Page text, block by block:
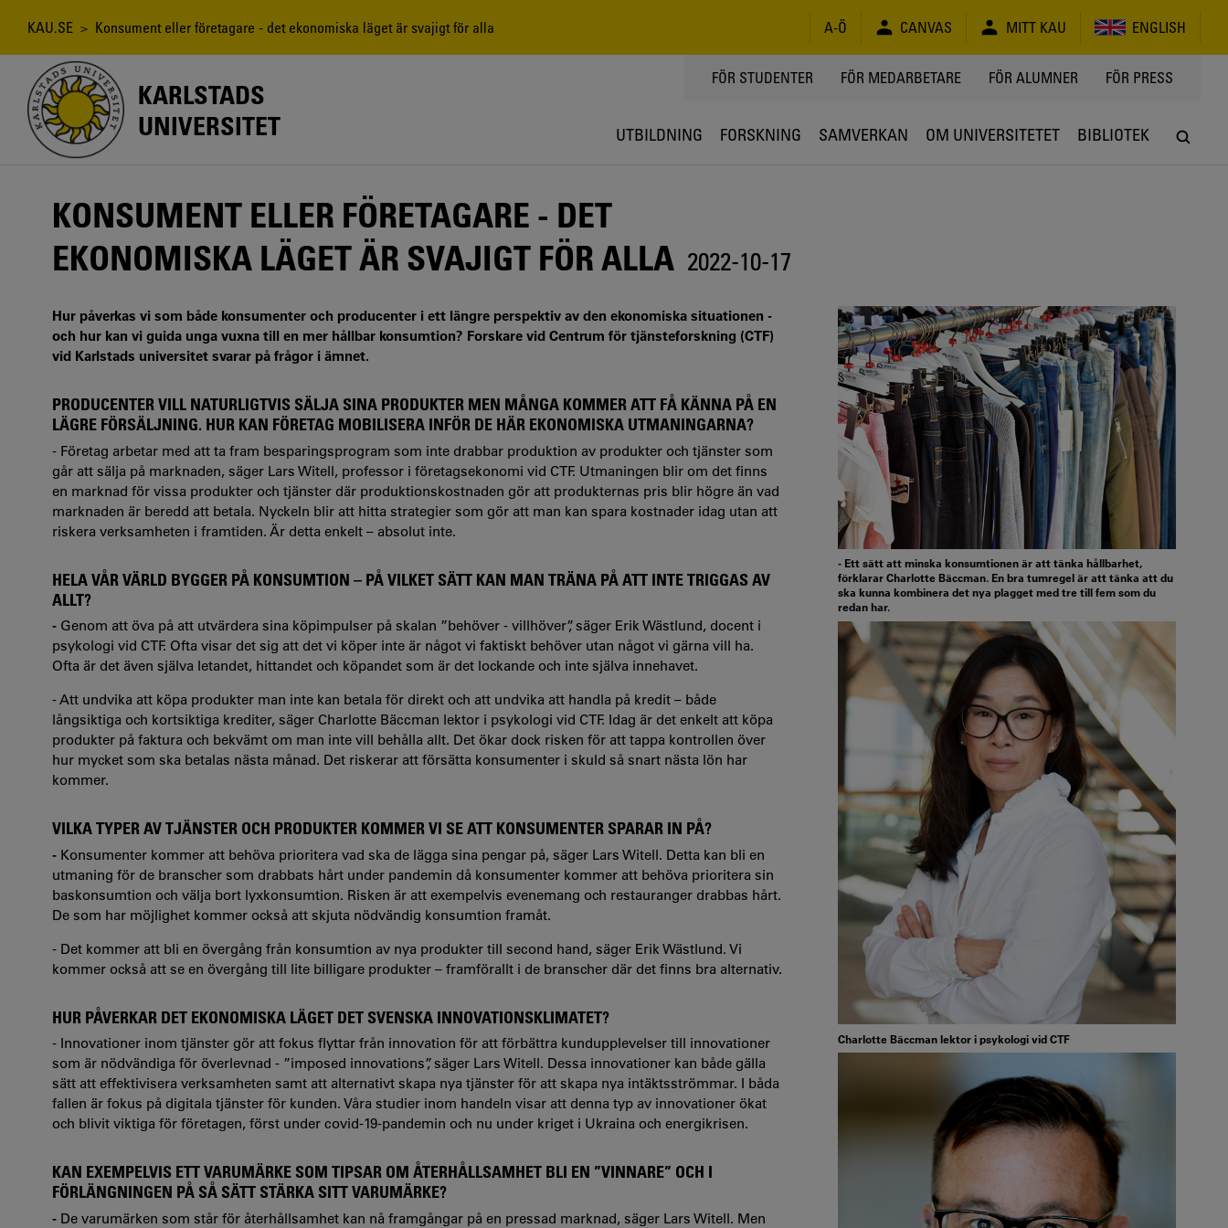
Länkstig
KAU.SE > Konsument eller företagare - det ekonomiska läget är svajigt för alla A-Ö CANVAS MITT KAU ENGLISH
KARLSTADS
UNIVERSITET
TOPPMENY
FÖR STUDENTER FÖR MEDARBETARE FÖR ALUMNER FÖR PRESS
UTBILDNING FORSKNING SAMVERKAN OM UNIVERSITETET BIBLIOTEK
KONSUMENT ELLER FÖRETAGARE - DET
EKONOMISKA LÄGET ÄR SVAJIGT FÖR ALLA 2022-10-17
Hur påverkas vi som både konsumenter och producenter i ett längre perspektiv av den ekonomiska situationen -
och hur kan vi guida unga vuxna till en mer hållbar konsumtion? Forskare vid Centrum för tjänsteforskning (CTF)
vid Karlstads universitet svarar på frågor i ämnet.
PRODUCENTER VILL NATURLIGTVIS SÄLJA SINA PRODUKTER MEN MÅNGA KOMMER ATT FÅ KÄNNA PÅ EN
LÄGRE FÖRSÄLJNING. HUR KAN FÖRETAG MOBILISERA INFÖR DE HÄR EKONOMISKA UTMANINGARNA?
- Företag arbetar med att ta fram besparingsprogram som inte drabbar produktion av produkter och tjänster som
går att sälja på marknaden, säger Lars Witell, professor i företagsekonomi vid CTF. Utmaningen blir om det finns
en marknad för vissa produkter och tjänster där produktionskostnaden gör att produkternas pris blir högre än vad
marknaden är beredd att betala. Nyckeln blir att hitta strategier som gör att man kan spara kostnader idag utan att
riskera verksamheten i framtiden. Är detta enkelt – absolut inte.
HELA VÅR VÄRLD BYGGER PÅ KONSUMTION – PÅ VILKET SÄTT KAN MAN TRÄNA PÅ ATT INTE TRIGGAS AV
ALLT?
- Genom att öva på att utvärdera sina köpimpulser på skalan ”behöver - villhöver”, säger Erik Wästlund, docent i
psykologi vid CTF. Ofta visar det sig att det vi köper inte är något vi faktiskt behöver utan något vi gärna vill ha.
Ofta är det även själva letandet, hittandet och köpandet som är det lockande och inte själva innehavet.
- Att undvika att köpa produkter man inte kan betala för direkt och att undvika att handla på kredit – både
långsiktiga och kortsiktiga krediter, säger Charlotte Bäccman lektor i psykologi vid CTF. Idag är det enkelt att köpa
produkter på faktura och bekvämt om man inte vill behålla allt. Det ökar dock risken för att tappa kontrollen över
hur mycket som ska betalas nästa månad. Det riskerar att försätta konsumenter i skuld så snart nästa lön har
kommer.
VILKA TYPER AV TJÄNSTER OCH PRODUKTER KOMMER VI SE ATT KONSUMENTER SPARAR IN PÅ?
- Konsumenter kommer att behöva prioritera vad ska de lägga sina pengar på, säger Lars Witell. Detta kan bli en
utmaning för de branscher som drabbats hårt under pandemin då konsumenter kommer att behöva prioritera sin
baskonsumtion och välja bort lyxkonsumtion. Risken är att exempelvis evenemang och restauranger drabbas hårt.
De som har möjlighet kommer också att skjuta nödvändig konsumtion framåt.
- Det kommer att bli en övergång från konsumtion av nya produkter till second hand, säger Erik Wästlund. Vi
kommer också att se en övergång till lite billigare produkter – framförallt i de branscher där det finns bra alternativ.
HUR PÅVERKAR DET EKONOMISKA LÄGET DET SVENSKA INNOVATIONSKLIMATET?
- Innovationer inom tjänster gör att fokus flyttar från innovation för att förbättra kundupplevelser till innovationer
som är nödvändiga för överlevnad - ”imposed innovations”, säger Lars Witell. Dessa innovationer kan både gälla
sätt att effektivisera verksamheten samt att alternativt skapa nya tjänster för att skapa nya intäktsströmmar. I båda
fallen är fokus på digitala tjänster för kunden. Våra studier inom handeln visar att denna typ av innovationer ökat
och blivit viktiga för företagen, först under covid-19-pandemin och nu under kriget i Ukraina och energikrisen.
KAN EXEMPELVIS ETT VARUMÄRKE SOM TIPSAR OM ÅTERHÅLLSAMHET BLI EN ”VINNARE” OCH I
FÖRLÄNGNINGEN PÅ SÅ SÄTT STÄRKA SITT VARUMÄRKE?
- De varumärken som står för återhållsamhet kan nå framgångar på en pressad marknad, säger Lars Witell. Men
- Ett sätt att minska konsumtionen är att tänka hållbarhet,
förklarar Charlotte Bäccman. En bra tumregel är att tänka att du
ska kunna kombinera det nya plagget med tre till fem som du
redan har.
Charlotte Bäccman lektor i psykologi vid CTF